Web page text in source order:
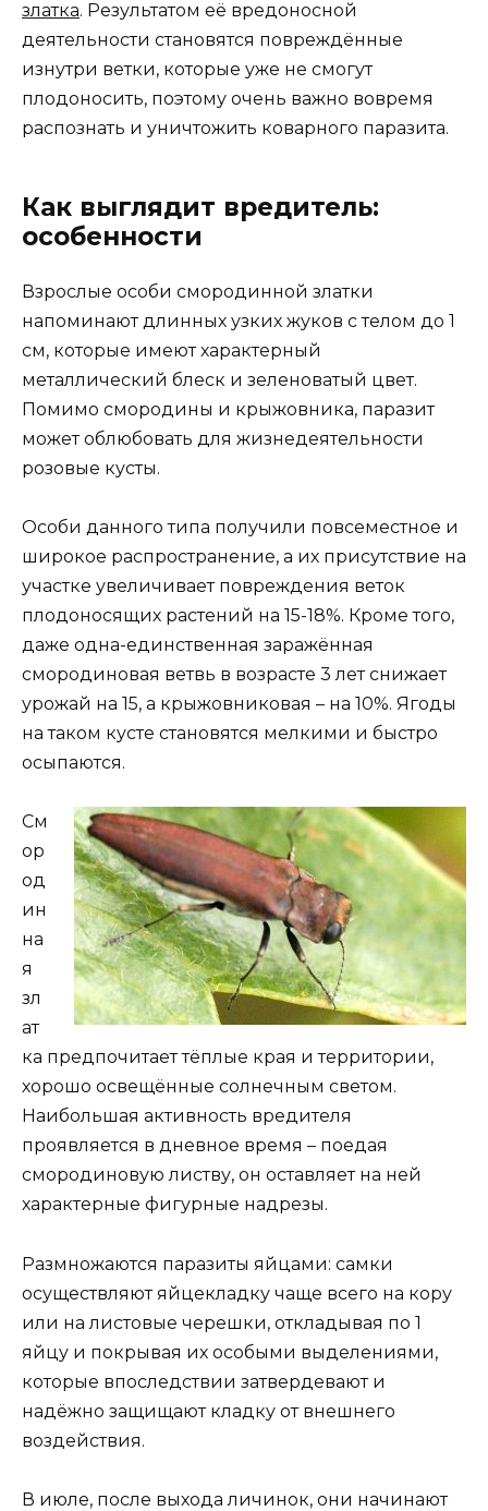
златка. Результатом её вредоносной
деятельности становятся повреждённые
изнутри ветки, которые уже не смогут
плодоносить, поэтому очень важно вовремя
распознать и уничтожить коварного паразита.
Как выглядит вредитель:
особенности
Взрослые особи смородинной златки
напоминают длинных узких жуков с телом до 1
см, которые имеют характерный
металлический блеск и зеленоватый цвет.
Помимо смородины и крыжовника, паразит
может облюбовать для жизнедеятельности
розовые кусты.
Особи данного типа получили повсеместное и
широкое распространение, а их присутствие на
участке увеличивает повреждения веток
плодоносящих растений на 15-18%. Кроме того,
даже одна-единственная заражённая
смородиновая ветвь в возрасте 3 лет снижает
урожай на 15, а крыжовниковая – на 10%. Ягоды
на таком кусте становятся мелкими и быстро
осыпаются.
См
ор
од
ин
на
я
зл
ат
ка предпочитает тёплые края и территории,
хорошо освещённые солнечным светом.
Наибольшая активность вредителя
проявляется в дневное время – поедая
смородиновую листву, он оставляет на ней
характерные фигурные надрезы.
Размножаются паразиты яйцами: самки
осуществляют яйцекладку чаще всего на кору
или на листовые черешки, откладывая по 1
яйцу и покрывая их особыми выделениями,
которые впоследствии затвердевают и
надёжно защищают кладку от внешнего
воздействия.
В июле, после выхода личинок, они начинают